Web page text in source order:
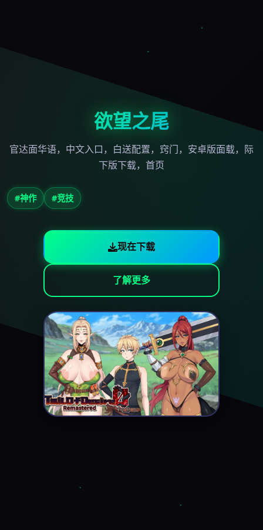
欲望之尾
官达面华语，中文入口，白送配置，窍门，安卓版面载，际
下版下载，首页
#神作 #竞技
现在下载
了解更多